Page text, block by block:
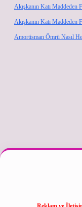
Akışkanın Katı Maddeden
Akışkanın Katı Maddeden
Amortisman Ömrü Nasıl
güncel